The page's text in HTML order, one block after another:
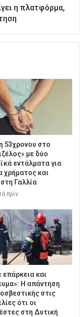
η πλατφόρμα,
53χρονου στο
με δύο
εντάλματα για
χρήματος και
Γαλλία
πρίν
επάρκεια και
Η απάντηση
στις
ότι οι
στη Δυτική